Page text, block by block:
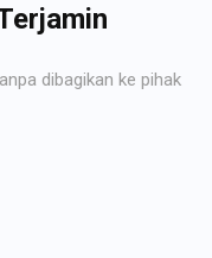
dibagikan ke pihak